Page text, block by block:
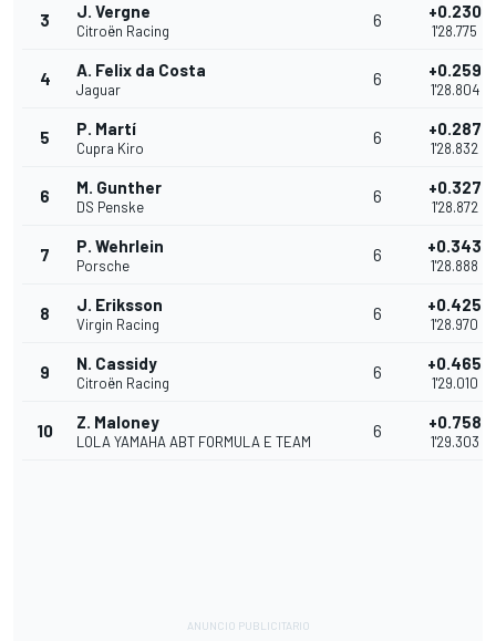
3 J. Vergne
Citroën Racing
6 +0.230
1'28.775
4 A. Felix da Costa
Jaguar
6 +0.259
1'28.804
5 P. Martí
Cupra Kiro
6 +0.287
1'28.832
6 M. Gunther
DS Penske
6 +0.327
1'28.872
7 P. Wehrlein
Porsche
6 +0.343
1'28.888
8 J. Eriksson
Virgin Racing
6 +0.425
1'28.970
9 N. Cassidy
Citroën Racing
6 +0.465
1'29.010
10 Z. Maloney
LOLA YAMAHA ABT FORMULA E TEAM
6 +0.758
1'29.303